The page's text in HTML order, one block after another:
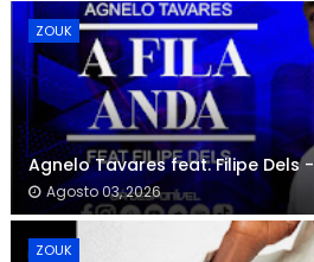
ZOUK
Agnelo Tavares feat. Filipe Dels
Agosto 03, 2026
ZOUK